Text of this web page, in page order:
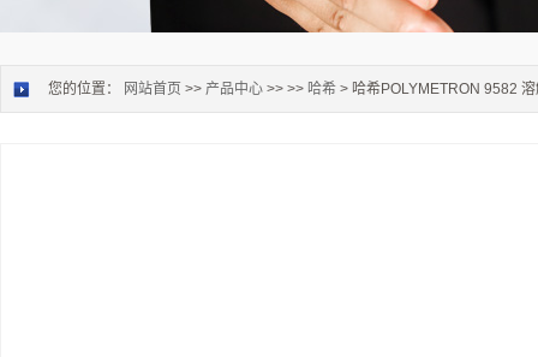
您的位置： 网站首页 >> 产品中心 >> >> 哈希 > 哈希POLYMETRON 9582